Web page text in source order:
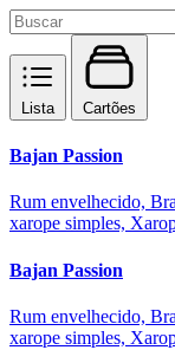
Lista Cartões
Bajan Passion
Rum envelhecido,
xarope simples,
Bajan Passion
Rum envelhecido,
xarope simples,